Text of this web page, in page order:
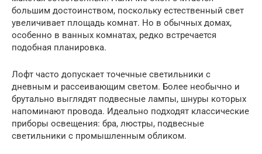
большим достоинством, поскольку естественный свет
увеличивает площадь комнат. Но в обычных домах,
особенно в ванных комнатах, редко встречается
подобная планировка.
Лофт часто допускает точечные светильники с
дневным и рассеивающим светом. Более необычно и
брутально выглядят подвесные лампы, шнуры которых
напоминают провода. Идеально подходят классические
приборы освещения: бра, люстры, подвесные
светильники с промышленным обликом.